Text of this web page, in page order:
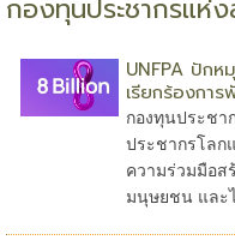
กองทุนประชากรแห่
UNFPA ปักห
เรียกร้องกา
กองทุนประชา
ประชากรโลก
ความร่วมมือส
มนุษยชน และไ